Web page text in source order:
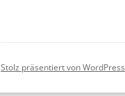
Stolz präsentiert von WordPress